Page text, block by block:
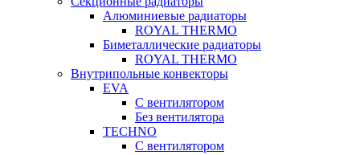
Алюминиевые радиаторы
ROYAL THERMO
Биметаллические радиаторы
ROYAL THERMO
Внутрипольные конвекторы
EVA
С вентилятором
Без вентилятора
TECHNO
С вентилятором